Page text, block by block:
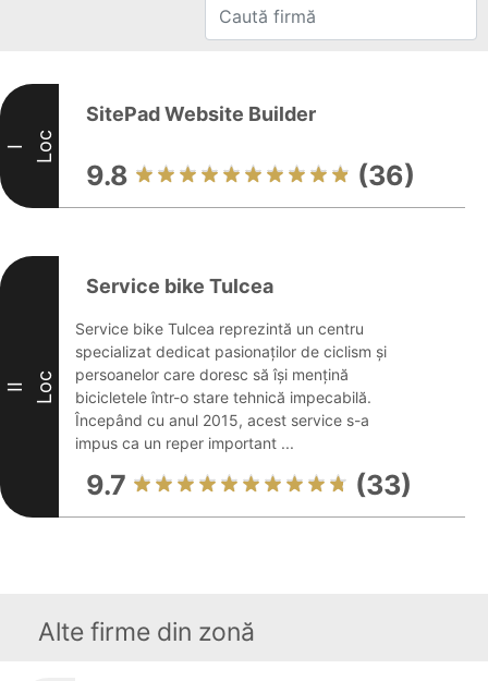
I Loc
SitePad Website Builder
9.8 (36)
II Loc
Service bike Tulcea
Service bike Tulcea reprezintă un centru
specializat dedicat pasionaților de ciclism și
persoanelor care doresc să își mențină
bicicletele într-o stare tehnică impecabilă.
Începând cu anul 2015, acest service s-a
impus ca un reper important ...
9.7 (33)
Alte firme din zonă